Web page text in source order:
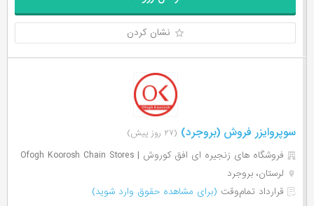
نشان کردن
سوپروایزر فروش (بروجرد) (۲۷ روز پیش)
فروشگاه های زنجیره ای افق کوروش | Ofogh Koorosh Chain Stores
لرستان، بروجرد
قرارداد تمام‌وقت (برای مشاهده حقوق وارد شوید)